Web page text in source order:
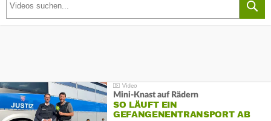
Mini-Knast auf Rädern
SO LÄUFT EIN
GEFANGENENTRANSPORT AB